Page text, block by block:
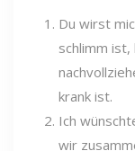
Du wirst
schlimm ist,
krank ist.
Ich
wir